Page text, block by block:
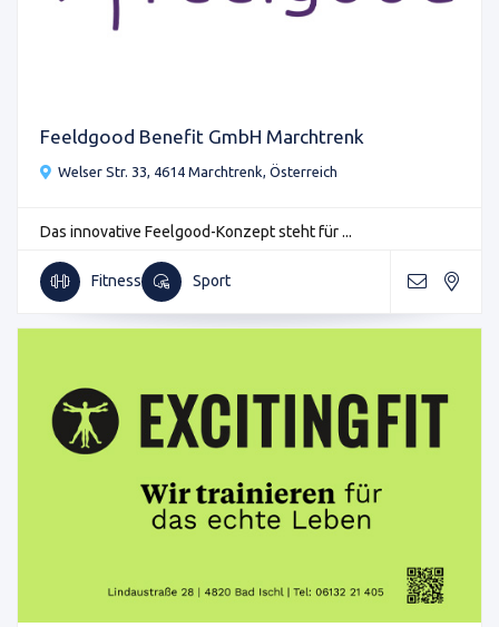
Feeldgood Benefit GmbH Marchtrenk
Welser Str. 33, 4614 Marchtrenk, Österreich
Das innovative Feelgood-Konzept steht für ...
Fitness Sport